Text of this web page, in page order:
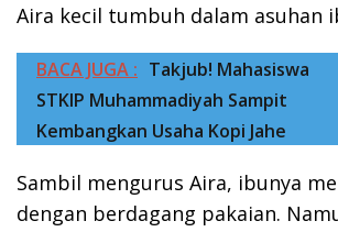
Aira kecil tumbuh dalam asuhan
BACA JUGA : Takjub! Mahasiswa
STKIP Muhammadiyah Sampit
Kembangkan Usaha Kopi Jahe
Sambil mengurus Aira, ibunya
dengan berdagang pakaian.